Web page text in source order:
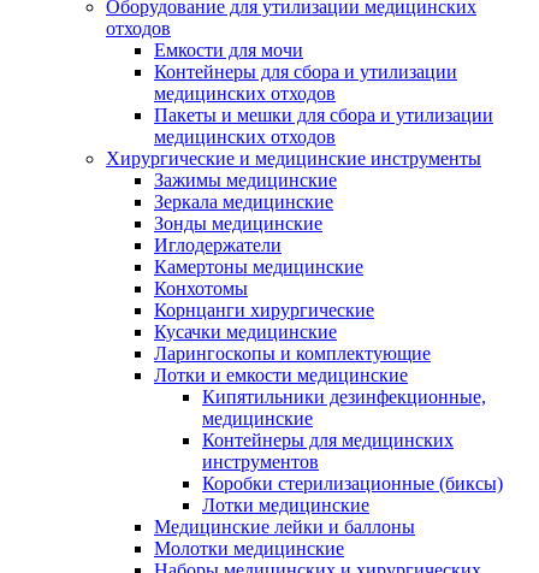
Оборудование для утилизации медицинских
отходов
Емкости для мочи
Контейнеры для сбора и утилизации
медицинских отходов
Пакеты и мешки для сбора и утилизации
медицинских отходов
Хирургические и медицинские инструменты
Зажимы медицинские
Зеркала медицинские
Зонды медицинские
Иглодержатели
Камертоны медицинские
Конхотомы
Корнцанги хирургические
Кусачки медицинские
Ларингоскопы и комплектующие
Лотки и емкости медицинские
Кипятильники дезинфекционные,
медицинские
Контейнеры для медицинских
инструментов
Коробки стерилизационные (биксы)
Лотки медицинские
Медицинские лейки и баллоны
Молотки медицинские